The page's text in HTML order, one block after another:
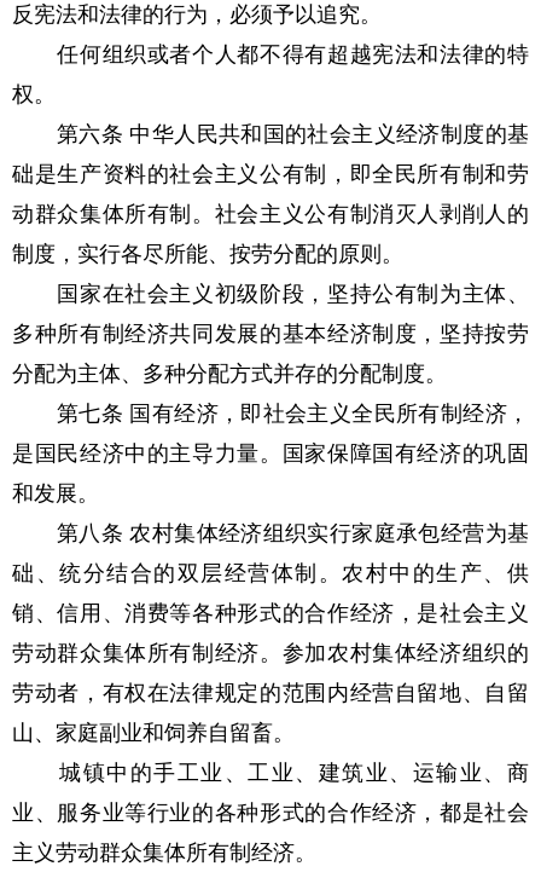
反宪法和法律的行为，必须予以追究。
任何组织或者个人都不得有超越宪法和法律的特
权。
第六条 中华人民共和国的社会主义经济制度的基
础是生产资料的社会主义公有制，即全民所有制和劳
动群众集体所有制。社会主义公有制消灭人剥削人的
制度，实行各尽所能、按劳分配的原则。
国家在社会主义初级阶段，坚持公有制为主体、
多种所有制经济共同发展的基本经济制度，坚持按劳
分配为主体、多种分配方式并存的分配制度。
第七条 国有经济，即社会主义全民所有制经济，
是国民经济中的主导力量。国家保障国有经济的巩固
和发展。
第八条 农村集体经济组织实行家庭承包经营为基
础、统分结合的双层经营体制。农村中的生产、供
销、信用、消费等各种形式的合作经济，是社会主义
劳动群众集体所有制经济。参加农村集体经济组织的
劳动者，有权在法律规定的范围内经营自留地、自留
山、家庭副业和饲养自留畜。
城镇中的手工业、工业、建筑业、运输业、商
业、服务业等行业的各种形式的合作经济，都是社会
主义劳动群众集体所有制经济。